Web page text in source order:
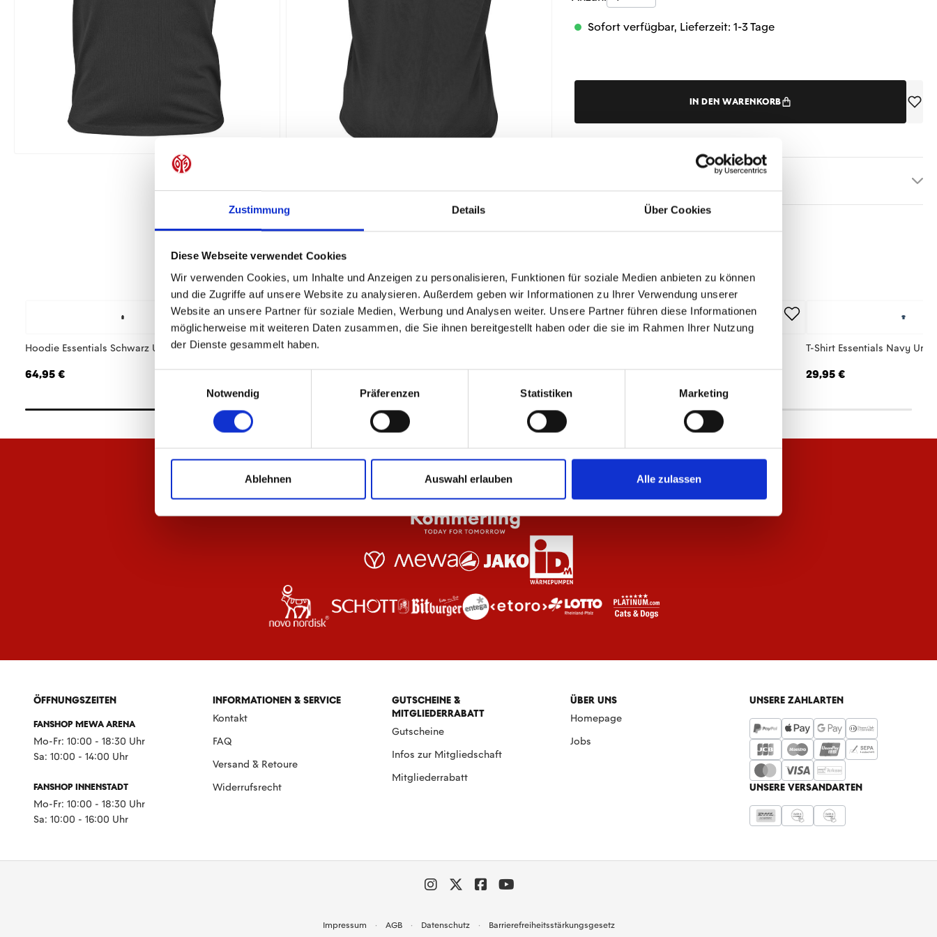
Zustimmung Details Über Cookies
Diese Webseite verwendet Cookies
Wir verwenden Cookies, um Inhalte und Anzeigen zu personalisieren, Funktionen für soziale Medien anbieten zu können
und die Zugriffe auf unsere Website zu analysieren. Außerdem geben wir Informationen zu Ihrer Verwendung unserer
Website an unsere Partner für soziale Medien, Werbung und Analysen weiter. Unsere Partner führen diese Informationen
möglicherweise mit weiteren Daten zusammen, die Sie ihnen bereitgestellt haben oder die sie im Rahmen Ihrer Nutzung
der Dienste gesammelt haben.
Notwendig
Präferenzen Statistiken Marketing
Ablehnen Auswahl erlauben Alle zulassen
Sofort verfügbar, Lieferzeit: 1-3 Tage
IN DEN WARENKORB
Hoodie Essentials Schwarz Unisex
64,95 €
T-Shirt Essentials Weiß Unisex
29,95 € 29,95 € 29,95 €
T-Shirt Essentials Navy
29,95 €
ÖFFNUNGSZEITEN
FANSHOP MEWA ARENA
Mo-Fr: 10:00 - 18:30 Uhr
Sa: 10:00 - 14:00 Uhr
FANSHOP INNENSTADT
Mo-Fr: 10:00 - 18:30 Uhr
Sa: 10:00 - 16:00 Uhr
INFORMATIONEN & SERVICE
Kontakt
FAQ
Versand & Retoure
Widerrufsrecht
GUTSCHEINE &
MITGLIEDERRABATT
Gutscheine
Infos zur Mitgliedschaft
Mitgliederrabatt
ÜBER UNS
Homepage
Jobs
UNSERE ZAHLARTEN
UNSERE VERSANDARTEN
Impressum AGB Datenschutz Barrierefreiheitsstärkungsgesetz